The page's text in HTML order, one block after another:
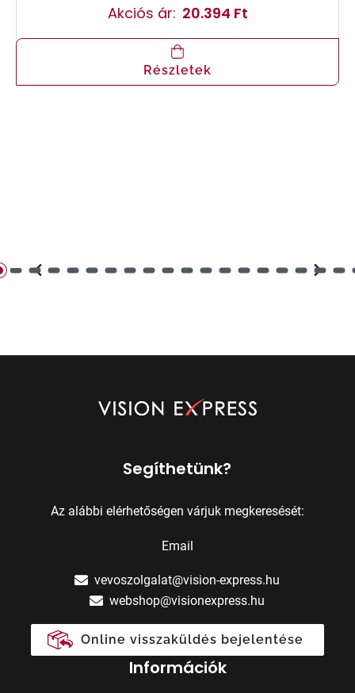
Akciós ár: 20.394 Ft
Részletek
Segíthetünk?
Az alábbi elérhetőségen várjuk megkeresését:
Email
vevoszolgalat@vision-express.hu
webshop@visionexpress.hu
Online visszaküldés bejelentése
Információk